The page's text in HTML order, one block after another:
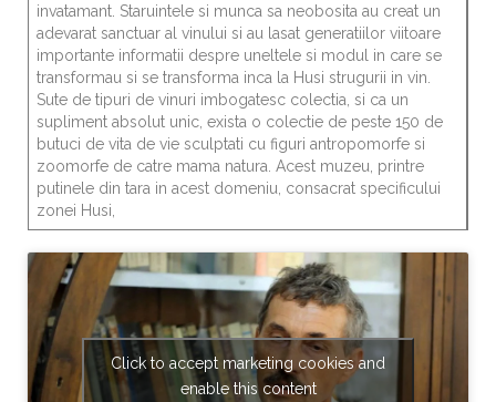
invatamant. Staruintele si munca sa neobosita au creat un
adevarat sanctuar al vinului si au lasat generatiilor viitoare
importante informatii despre uneltele si modul in care se
transformau si se transforma inca la Husi strugurii in vin.
Sute de tipuri de vinuri imbogatesc colectia, si ca un
supliment absolut unic, exista o colectie de peste 150 de
butuci de vita de vie sculptati cu figuri antropomorfe si
zoomorfe de catre mama natura. Acest muzeu, printre
putinele din tara in acest domeniu, consacrat specificului
zonei Husi,
Click to accept marketing cookies and
enable this content